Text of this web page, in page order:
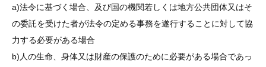
a)法令に基づく場合、及び国の機関若しくは地方公共団体又はそ
の委託を受けた者が法令の定める事務を遂行することに対して協
力する必要がある場合
b)人の生命、身体又は財産の保護のために必要がある場合であっ